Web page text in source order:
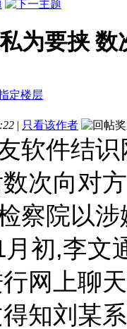
为要挟
| 只看该作者
软件结
次向对
察院以
初,李文
网上聊
知刘某